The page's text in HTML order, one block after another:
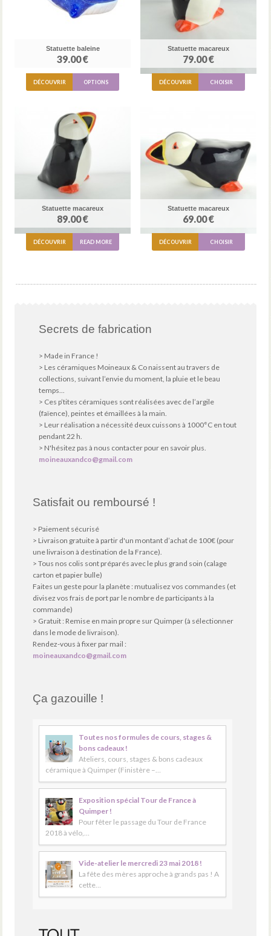
Statuette baleine
39.00 €
DÉCOUVRIR OPTIONS
Statuette macareux
79.00 €
DÉCOUVRIR CHOISIR
Statuette macareux
89.00 €
DÉCOUVRIR READ MORE
Statuette macareux
69.00 €
DÉCOUVRIR CHOISIR
Secrets de fabrication
> Made in France !
> Les céramiques Moineaux & Co naissent au travers de
collections, suivant l’envie du moment, la pluie et le beau
temps...
> Ces p’tites céramiques sont réalisées avec de l’argile
(faïence), peintes et émaillées à la main.
> Leur réalisation a nécessité deux cuissons à 1000°C en tout
pendant 22 h.
> N'hésitez pas à nous contacter pour en savoir plus.
moineauxandco@gmail.com
Satisfait ou remboursé !
> Paiement sécurisé
> Livraison gratuite à partir d'un montant d’achat de 100€ (pour
une livraison à destination de la France).
> Tous nos colis sont préparés avec le plus grand soin (calage
carton et papier bulle)
Faites un geste pour la planète : mutualisez vos commandes (et
divisez vos frais de port par le nombre de participants à la
commande)
> Gratuit : Remise en main propre sur Quimper (à sélectionner
dans le mode de livraison).
Rendez-vous à fixer par mail :
moineauxandco@gmail.com
Ça gazouille !
Toutes nos formules de cours, stages &
bons cadeaux !
Ateliers, cours, stages & bons cadeaux
céramique à Quimper (Finistère –…
Exposition spécial Tour de France à
Quimper !
Pour fêter le passage du Tour de France
2018 à vélo,…
Vide-atelier le mercredi 23 mai 2018 !
La fête des mères approche à grands pas ! A
cette…